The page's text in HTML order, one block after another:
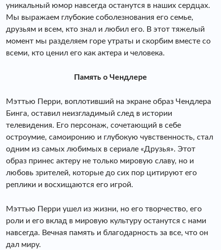
уникальный юмор навсегда останутся в наших сердцах.
Мы выражаем глубокие соболезнования его семье,
друзьям и всем, кто знал и любил его. В этот тяжелый
момент мы разделяем горе утраты и скорбим вместе со
всеми, кто ценил его как актера и человека.
Память о Чендлере
Мэттью Перри, воплотивший на экране образ Чендлера
Бинга, оставил неизгладимый след в истории
телевидения. Его персонаж, сочетающий в себе
остроумие, самоиронию и глубокую чувственность, стал
одним из самых любимых в сериале «Друзья». Этот
образ принес актеру не только мировую славу, но и
любовь зрителей, которые до сих пор цитируют его
реплики и восхищаются его игрой.
Мэттью Перри ушел из жизни, но его творчество, его
роли и его вклад в мировую культуру останутся с нами
навсегда. Вечная память и благодарность за все, что он
дал миру.